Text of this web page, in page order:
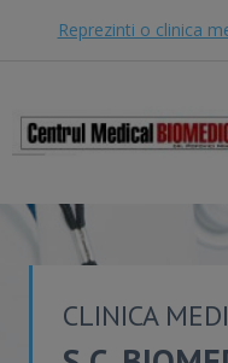
Reprezinti o clinica
CLINICA